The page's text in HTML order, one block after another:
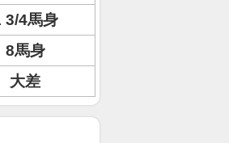
3/4馬身
8馬身
大差